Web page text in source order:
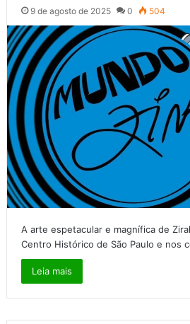
9 de agosto de 2025 0 504
A arte espetacular e magnífica de
Centro Histórico de São Paulo e nos
Leia mais